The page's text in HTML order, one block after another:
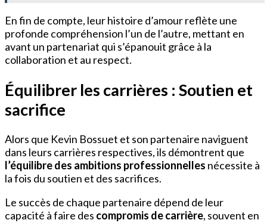
En fin de compte, leur histoire d’amour reflète une
profonde compréhension l’un de l’autre, mettant en
avant un partenariat qui s’épanouit grâce à la
collaboration et au respect.
Équilibrer les carrières : Soutien et
sacrifice
Alors que Kevin Bossuet et son partenaire naviguent
dans leurs carrières respectives, ils démontrent que
l’équilibre des ambitions professionnelles nécessite à
la fois du soutien et des sacrifices.
Le succès de chaque partenaire dépend de leur
capacité à faire des compromis de carrière, souvent en